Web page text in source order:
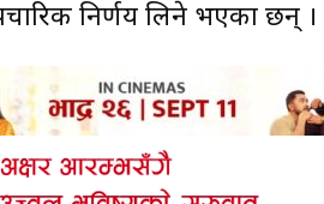
निर्णय लिने भएका छन् ।